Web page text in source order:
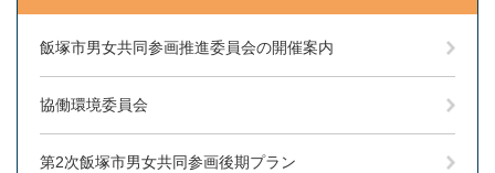
飯塚市男女共同参画推進委員会の開催案内
協働環境委員会
第2次飯塚市男女共同参画後期プラン